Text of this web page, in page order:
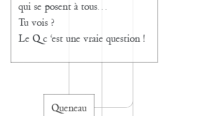
Queneau
qui se posent à tous…
Tu vois ?
Le Q c ‘est une vraie question !